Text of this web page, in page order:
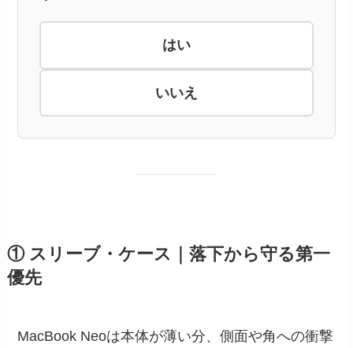
はい
いいえ
① スリーブ・ケース｜落下から守る第一
優先
MacBook Neoは本体が薄い分、側面や角への衝撃